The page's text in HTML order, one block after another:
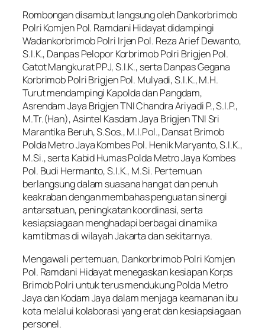
Rombongan disambut langsung oleh Dankorbrimob
Polri Komjen Pol. Ramdani Hidayat didampingi
Wadankorbrimob Polri Irjen Pol. Reza Arief Dewanto,
S.I.K., Danpas Pelopor Korbrimob Polri Brigjen Pol.
Gatot Mangkurat PPJ, S.I.K., serta Danpas Gegana
Korbrimob Polri Brigjen Pol. Mulyadi, S.I.K., M.H.
Turut mendampingi Kapolda dan Pangdam,
Asrendam Jaya Brigjen TNI Chandra Ariyadi P., S.I.P.,
M.Tr.(Han), Asintel Kasdam Jaya Brigjen TNI Sri
Marantika Beruh, S.Sos., M.I.Pol., Dansat Brimob
Polda Metro Jaya Kombes Pol. Henik Maryanto, S.I.K.,
M.Si., serta Kabid Humas Polda Metro Jaya Kombes
Pol. Budi Hermanto, S.I.K., M.Si. Pertemuan
berlangsung dalam suasana hangat dan penuh
keakraban dengan membahas penguatan sinergi
antarsatuan, peningkatan koordinasi, serta
kesiapsiagaan menghadapi berbagai dinamika
kamtibmas di wilayah Jakarta dan sekitarnya.
Mengawali pertemuan, Dankorbrimob Polri Komjen
Pol. Ramdani Hidayat menegaskan kesiapan Korps
Brimob Polri untuk terus mendukung Polda Metro
Jaya dan Kodam Jaya dalam menjaga keamanan ibu
kota melalui kolaborasi yang erat dan kesiapsiagaan
personel.